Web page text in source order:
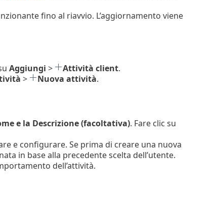
fino al riavvio. L’aggiornamento viene
Aggiungi > Attività client.
> Nuova attività.
e la Descrizione (facoltativa). Fare clic su
e configurare. Se prima di creare una nuova
in base alla precedente scelta dell’utente.
dell’attività.